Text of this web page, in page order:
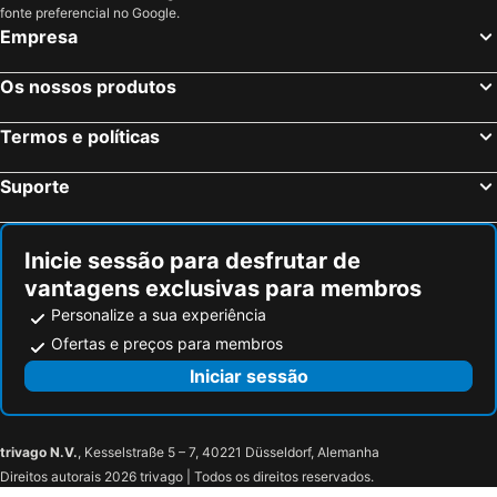
Valamar Riviera Hotel & Residence
Villa Vilola
Sunny Porec by Valamar
Savudrija Hotéis na praia
Tar-Vabriga Hotéis na praia
Krk Hotéis na praia
Crikvenica Hotéis na praia
Quarto d'Altino Hotéis na praia
Koper Hotéis na praia
San Donà di Piave Hotéis na praia
fonte preferencial no Google.
Empresa
Os nossos produtos
Termos e políticas
Suporte
Inicie sessão para desfrutar de
vantagens exclusivas para membros
Personalize a sua experiência
Ofertas e preços para membros
Iniciar sessão
trivago N.V., Kesselstraße 5 – 7, 40221 Düsseldorf, Alemanha
Direitos autorais 2026 trivago | Todos os direitos reservados.